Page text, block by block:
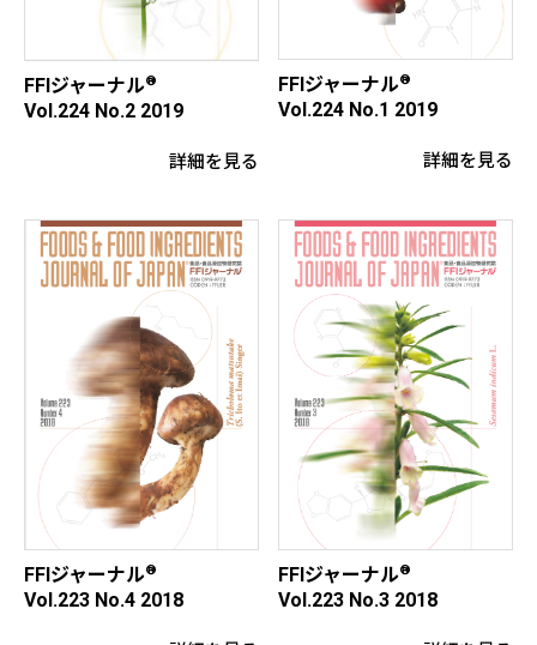
FFIジャーナル®
Vol.224 No.2 2019
詳細を見る
FFIジャーナル®
Vol.224 No.1 2019
詳細を見る
FFIジャーナル®
Vol.223 No.4 2018
FFIジャーナル®
Vol.223 No.3 2018